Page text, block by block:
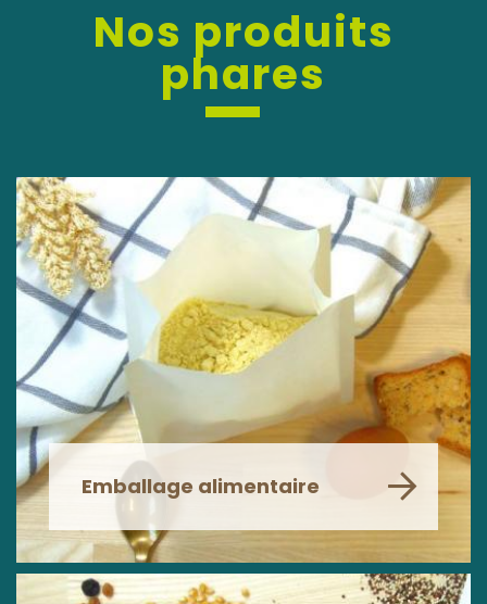
Nos produits
phares
Emballage alimentaire